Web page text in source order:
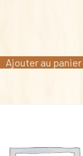
Ajouter au panier